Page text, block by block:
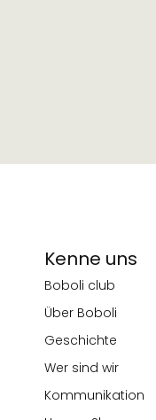
Kenne uns
Boboli club
Über Boboli
Geschichte
Wer sind wir
Kommunikation